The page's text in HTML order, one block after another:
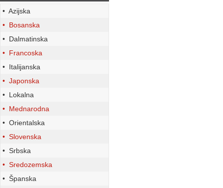
• Azijska
• Bosanska
• Dalmatinska
• Francoska
• Italijanska
• Japonska
• Lokalna
• Mednarodna
• Orientalska
• Slovenska
• Srbska
• Sredozemska
• Španska